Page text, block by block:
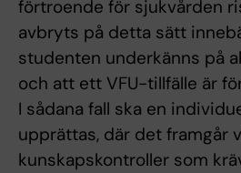
förtroende för sjukvården
avbryts på detta sätt
studenten underkänns på
och att ett VFU-tillfälle är
I sådana fall ska en
upprättas, där det framgår
kunskapskontroller som